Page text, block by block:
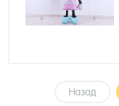
Назад